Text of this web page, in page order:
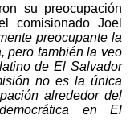
su preocupación
comisionado Joel
preocupante la
pero también la veo
de El Salvador
no es la única
alrededor del
en El